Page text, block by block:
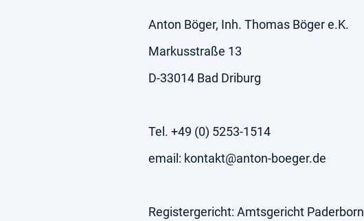
Anton Böger, Inh. Thomas Böger e.K.
Markusstraße 13
D-33014 Bad Driburg
Tel. +49 (0) 5253-1514
email: kontakt@anton-boeger.de
Registergericht: Amtsgericht Paderborn